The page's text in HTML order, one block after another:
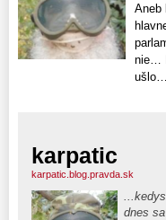
Aneb
nie…
karpatic
karpatic.blog.pravda.sk
dnes